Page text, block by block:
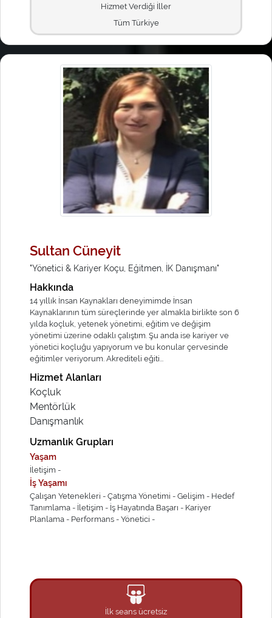
Hizmet Verdiği İller
Tüm Türkiye
Sultan Cüneyit
"Yönetici & Kariyer Koçu, Eğitmen, İK Danışmanı"
Hakkında
14 yıllık İnsan Kaynakları deneyimimde İnsan
Kaynaklarının tüm süreçlerinde yer almakla birlikte son 6
yılda koçluk, yetenek yönetimi, eğitim ve değişim
yönetimi üzerine odaklı çalıştım. Şu anda ise kariyer ve
yönetici koçluğu yapıyorum ve bu konular çervesinde
eğitimler veriyorum. Akrediteli eğiti...
Hizmet Alanları
Koçluk
Mentörlük
Danışmanlık
Uzmanlık Grupları
Yaşam
İletişim -
İş Yaşamı
Çalışan Yetenekleri - Çatışma Yönetimi - Gelişim - Hedef
Tanımlama - İletişim - İş Hayatında Başarı - Kariyer
Planlama - Performans - Yönetici -
İlk seans ücretsiz